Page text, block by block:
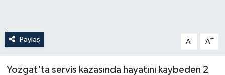
Paylaş A- A+
Yozgat'ta servis kazasında hayatını kaybeden 2